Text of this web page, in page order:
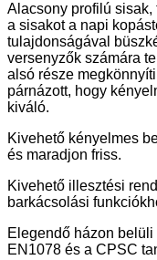
Alacsony profilú
a sisakot a napi
tulajdonságával
versenyzők számára
alsó része
párnázott, hogy
kiváló.
Kivehető kényelmes
és maradjon friss.
Kivehető illesztési
barkácsolási
Elegendő házon belüli
EN1078 és a CPSC